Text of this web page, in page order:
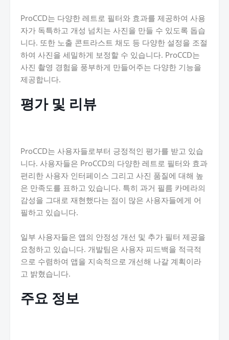
ProCCD는 다양한 레트로 필터와 효과를 제공하여 사용
자가 독특하고 개성 넘치는 사진을 만들 수 있도록 돕습
니다. 또한 노출 콘트라스트 채도 등 다양한 설정을 조절
하여 사진을 세밀하게 보정할 수 있습니다. ProCCD는
사진 촬영 경험을 풍부하게 만들어주는 다양한 기능을
제공합니다.
평가 및 리뷰
ProCCD는 사용자들로부터 긍정적인 평가를 받고 있습
니다. 사용자들은 ProCCD의 다양한 레트로 필터와 효과
편리한 사용자 인터페이스 그리고 사진 품질에 대해 높
은 만족도를 표하고 있습니다. 특히 과거 필름 카메라의
감성을 그대로 재현했다는 점이 많은 사용자들에게 어
필하고 있습니다.
일부 사용자들은 앱의 안정성 개선 및 추가 필터 제공을
요청하고 있습니다. 개발팀은 사용자 피드백을 적극적
으로 수렴하여 앱을 지속적으로 개선해 나갈 계획이라
고 밝혔습니다.
주요 정보